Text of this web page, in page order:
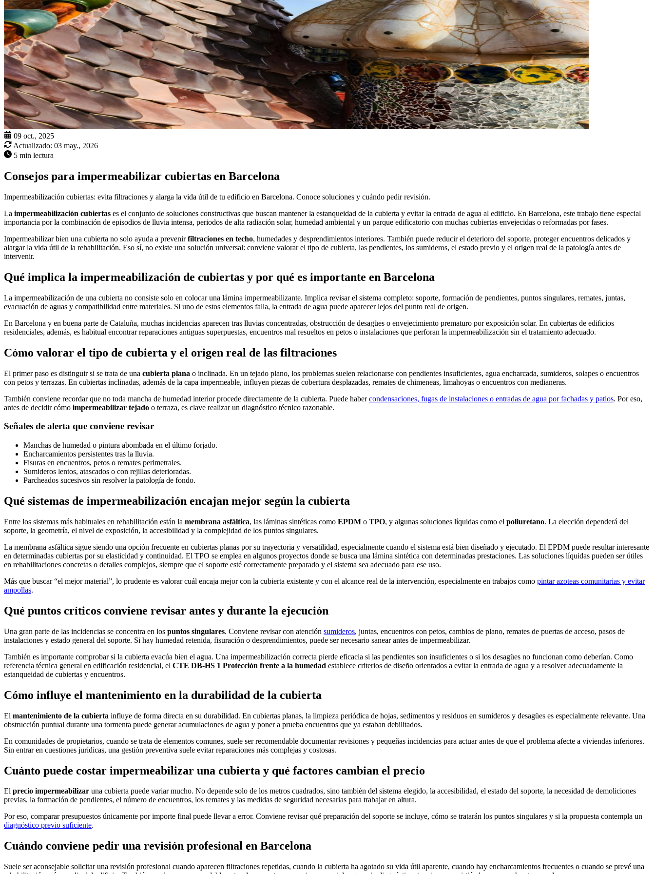
09 oct., 2025
Actualizado: 03 may., 2026
5 min lectura
Consejos para impermeabilizar cubiertas en Barcelona
Impermeabilización cubiertas: evita filtraciones y alarga la vida útil de tu edificio en Barcelona. Conoce soluciones y cuándo pedir revisión.
La impermeabilización cubiertas es el conjunto de soluciones constructivas que buscan mantener la estanqueidad de la cubierta y evitar la entrada de agua al edificio. En Barcelona, este trabajo tiene especial
importancia por la combinación de episodios de lluvia intensa, periodos de alta radiación solar, humedad ambiental y un parque edificatorio con muchas cubiertas envejecidas o reformadas por fases.
Impermeabilizar bien una cubierta no solo ayuda a prevenirfiltraciones en techo, humedades y desprendimientos interiores. También puede reducir el deterioro del soporte, proteger encuentros delicados y
alargar la vida útil de la rehabilitación. Eso sí, no existe una solución universal: conviene valorar el tipo de cubierta, las pendientes, los sumideros, el estado previo y el origen real de la patología antes de
intervenir.
Qué implica la impermeabilización de cubiertas y por qué es importante en Barcelona
La impermeabilización de una cubierta no consiste solo en colocar una lámina impermeabilizante. Implica revisar el sistema completo: soporte, formación de pendientes, puntos singulares, remates, juntas,
evacuación de aguas y compatibilidad entre materiales. Si uno de estos elementos falla, la entrada de agua puede aparecer lejos del punto real de origen.
En Barcelona y en buena parte de Cataluña, muchas incidencias aparecen tras lluvias concentradas, obstrucción de desagües o envejecimiento prematuro por exposición solar. En cubiertas de edificios
residenciales, además, es habitual encontrar reparaciones antiguas superpuestas, encuentros mal resueltos en petos o instalaciones que perforan la impermeabilización sin el tratamiento adecuado.
Cómo valorar el tipo de cubierta y el origen real de las filtraciones
El primer paso es distinguir si se trata de una cubierta plana o inclinada. En un tejado plano, los problemas suelen relacionarse con pendientes insuficientes, agua encharcada, sumideros, solapes o encuentros
con petos y terrazas. En cubiertas inclinadas, además de la capa impermeable, influyen piezas de cobertura desplazadas, remates de chimeneas, limahoyas o encuentros con medianeras.
También conviene recordar que no toda mancha de humedad interior procede directamente de la cubierta. Puede habercondensaciones, fugas de instalaciones o entradas de agua por fachadas y patios. Por eso,
antes de decidir cómo impermeabilizar tejado o terraza, es clave realizar un diagnóstico técnico razonable.
Señales de alerta que conviene revisar
Manchas de humedad o pintura abombada en el último forjado.
Encharcamientos persistentes tras la lluvia.
Fisuras en encuentros, petos o remates perimetrales.
Sumideros lentos, atascados o con rejillas deterioradas.
Parcheados sucesivos sin resolver la patología de fondo.
Qué sistemas de impermeabilización encajan mejor según la cubierta
Entre los sistemas más habituales en rehabilitación están la membrana asfáltica, las láminas sintéticas como EPDM o TPO, y algunas soluciones líquidas como el poliuretano. La elección dependerá del
soporte, la geometría, el nivel de exposición, la accesibilidad y la complejidad de los puntos singulares.
La membrana asfáltica sigue siendo una opción frecuente en cubiertas planas por su trayectoria y versatilidad, especialmente cuando el sistema está bien diseñado y ejecutado. El EPDM puede resultar interesante
en determinadas cubiertas por su elasticidad y continuidad. El TPO se emplea en algunos proyectos donde se busca una lámina sintética con determinadas prestaciones. Las soluciones líquidas pueden ser útiles
en rehabilitaciones concretas o detalles complejos, siempre que el soporte esté correctamente preparado y el sistema sea adecuado para ese uso.
Más que buscar “el mejor material”, lo prudente es valorar cuál encaja mejor con la cubierta existente y con el alcance real de la intervención, especialmente en trabajos como pintar azoteas comunitarias y evitar
ampollas.
Qué puntos críticos conviene revisar antes y durante la ejecución
Una gran parte de las incidencias se concentra en los puntos singulares. Conviene revisar con atención sumideros, juntas, encuentros con petos, cambios de plano, remates de puertas de acceso, pasos de
instalaciones y estado general del soporte. Si hay humedad retenida, fisuración o desprendimientos, puede ser necesario sanear antes de impermeabilizar.
También es importante comprobar si la cubierta evacúa bien el agua. Una impermeabilización correcta pierde eficacia si las pendientes son insuficientes o si los desagües no funcionan como deberían. Como
referencia técnica general en edificación residencial, el CTE DB-HS 1 Protección frente a la humedad establece criterios de diseño orientados a evitar la entrada de agua y a resolver adecuadamente la
estanqueidad de cubiertas y encuentros.
Cómo influye el mantenimiento en la durabilidad de la cubierta
El mantenimiento de la cubierta influye de forma directa en su durabilidad. En cubiertas planas, la limpieza periódica de hojas, sedimentos y residuos en sumideros y desagües es especialmente relevante. Una
obstrucción puntual durante una tormenta puede generar acumulaciones de agua y poner a prueba encuentros que ya estaban debilitados.
En comunidades de propietarios, cuando se trata de elementos comunes, suele ser recomendable documentar revisiones y pequeñas incidencias para actuar antes de que el problema afecte a viviendas inferiores.
Sin entrar en cuestiones jurídicas, una gestión preventiva suele evitar reparaciones más complejas y costosas.
Cuánto puede costar impermeabilizar una cubierta y qué factores cambian el precio
El precio impermeabilizar una cubierta puede variar mucho. No depende solo de los metros cuadrados, sino también del sistema elegido, la accesibilidad, el estado del soporte, la necesidad de demoliciones
previas, la formación de pendientes, el número de encuentros, los remates y las medidas de seguridad necesarias para trabajar en altura.
Por eso, comparar presupuestos únicamente por importe final puede llevar a error. Conviene revisar qué preparación del soporte se incluye, cómo se tratarán los puntos singulares y si la propuesta contempla un
diagnóstico previo suficiente.
Cuándo conviene pedir una revisión profesional en Barcelona
Suele ser aconsejable solicitar una revisión profesional cuando aparecen filtraciones repetidas, cuando la cubierta ha agotado su vida útil aparente, cuando hay encharcamientos frecuentes o cuando se prevé una